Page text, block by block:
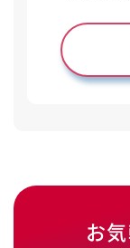
お